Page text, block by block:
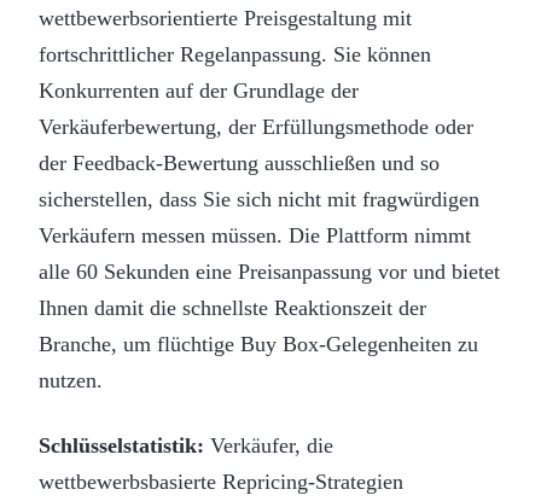
wettbewerbsorientierte Preisgestaltung mit
fortschrittlicher Regelanpassung. Sie können
Konkurrenten auf der Grundlage der
Verkäuferbewertung, der Erfüllungsmethode oder
der Feedback-Bewertung ausschließen und so
sicherstellen, dass Sie sich nicht mit fragwürdigen
Verkäufern messen müssen. Die Plattform nimmt
alle 60 Sekunden eine Preisanpassung vor und bietet
Ihnen damit die schnellste Reaktionszeit der
Branche, um flüchtige Buy Box-Gelegenheiten zu
nutzen.
Schlüsselstatistik: Verkäufer, die
wettbewerbsbasierte Repricing-Strategien